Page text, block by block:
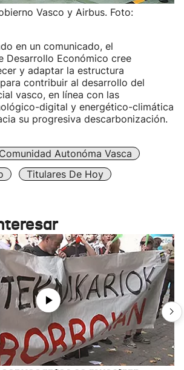
Vasco y Airbus. Foto:
en un comunicado, el
Desarrollo Económico cree
y adaptar la estructura
contribuir al desarrollo del
vasco, en línea con las
digital y energético-climática
su progresiva descarbonización.
Comunidad Autonóma Vasca
Titulares De Hoy